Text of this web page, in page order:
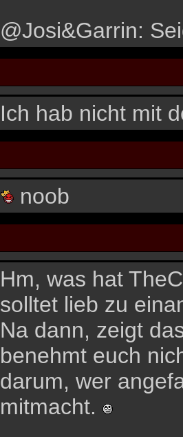
@Josi&Garrin:
Ich hab nicht mit
noob
Hm, was hat
solltet lieb zu
Na dann, zeigt
benehmt euch
darum, wer
mitmacht.